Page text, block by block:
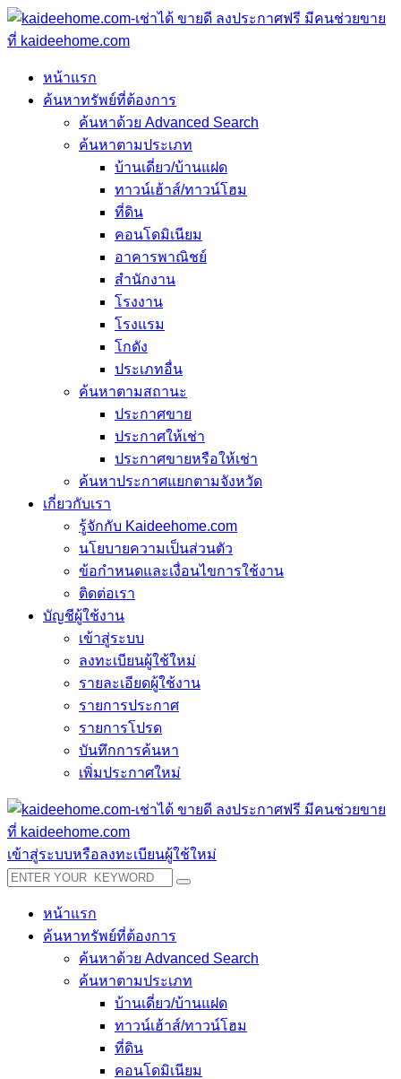
หน้าแรก
ค้นหาทรัพย์ที่ต้องการ
ค้นหาด้วย Advanced Search
ค้นหาตามประเภท
บ้านเดี่ยว/บ้านแฝด
ทาวน์เฮ้าส์/ทาวน์โฮม
ที่ดิน
คอนโดมิเนียม
อาคารพาณิชย์
สำนักงาน
โรงงาน
โรงแรม
โกดัง
ประเภทอื่น
ค้นหาตามสถานะ
ประกาศขาย
ประกาศให้เช่า
ประกาศขายหรือให้เช่า
ค้นหาประกาศแยกตามจังหวัด
เกี่ยวกับเรา
รู้จักกับ Kaideehome.com
นโยบายความเป็นส่วนตัว
ข้อกำหนดและเงื่อนไขการใช้งาน
ติดต่อเรา
บัญชีผู้ใช้งาน
เข้าสู่ระบบ
ลงทะเบียนผู้ใช้ใหม่
รายละเอียดผู้ใช้งาน
รายการประกาศ
รายการโปรด
บันทึกการค้นหา
เพิ่มประกาศใหม่
เข้าสู่ระบบหรือลงทะเบียนผู้ใช้ใหม่
หน้าแรก
ค้นหาทรัพย์ที่ต้องการ
ค้นหาด้วย Advanced Search
ค้นหาตามประเภท
บ้านเดี่ยว/บ้านแฝด
ทาวน์เฮ้าส์/ทาวน์โฮม
ที่ดิน
คอนโดมิเนียม